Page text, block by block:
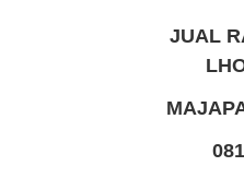
JUAL